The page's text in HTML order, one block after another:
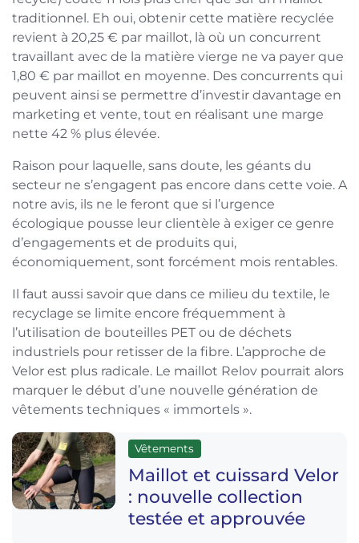
traditionnel. Eh oui, obtenir cette matière recyclée
revient à 20,25 € par maillot, là où un concurrent
travaillant avec de la matière vierge ne va payer que
1,80 € par maillot en moyenne. Des concurrents qui
peuvent ainsi se permettre d’investir davantage en
marketing et vente, tout en réalisant une marge
nette 42 % plus élevée.
Raison pour laquelle, sans doute, les géants du
secteur ne s’engagent pas encore dans cette voie. A
notre avis, ils ne le feront que si l’urgence
écologique pousse leur clientèle à exiger ce genre
d’engagements et de produits qui,
économiquement, sont forcément mois rentables.
Il faut aussi savoir que dans ce milieu du textile, le
recyclage se limite encore fréquemment à
l’utilisation de bouteilles PET ou de déchets
industriels pour retisser de la fibre. L’approche de
Velor est plus radicale. Le maillot Relov pourrait alors
marquer le début d’une nouvelle génération de
vêtements techniques « immortels ».
Vêtements
Maillot et cuissard Velor
: nouvelle collection
testée et approuvée